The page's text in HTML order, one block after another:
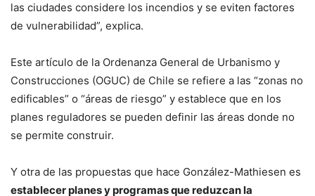
las ciudades considere los incendios y se eviten factores
de vulnerabilidad”, explica.
Este artículo de la Ordenanza General de Urbanismo y
Construcciones (OGUC) de Chile se refiere a las “zonas no
edificables” o “áreas de riesgo” y establece que en los
planes reguladores se pueden definir las áreas donde no
se permite construir.
Y otra de las propuestas que hace González-Mathiesen es
establecer planes y programas que reduzcan la